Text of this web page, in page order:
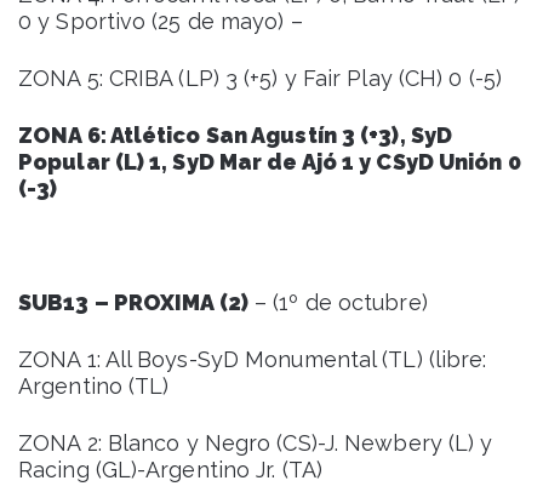
0 y Sportivo (25 de mayo) –
ZONA 5: CRIBA (LP) 3 (+5) y Fair Play (CH) 0 (-5)
ZONA 6: Atlético San Agustín 3 (+3), SyD
Popular (L) 1, SyD Mar de Ajó 1 y CSyD Unión 0
(-3)
SUB13 – PROXIMA (2)– (1º de octubre)
ZONA 1: All Boys-SyD Monumental (TL) (libre:
Argentino (TL)
ZONA 2: Blanco y Negro (CS)-J. Newbery (L) y
Racing (GL)-Argentino Jr. (TA)